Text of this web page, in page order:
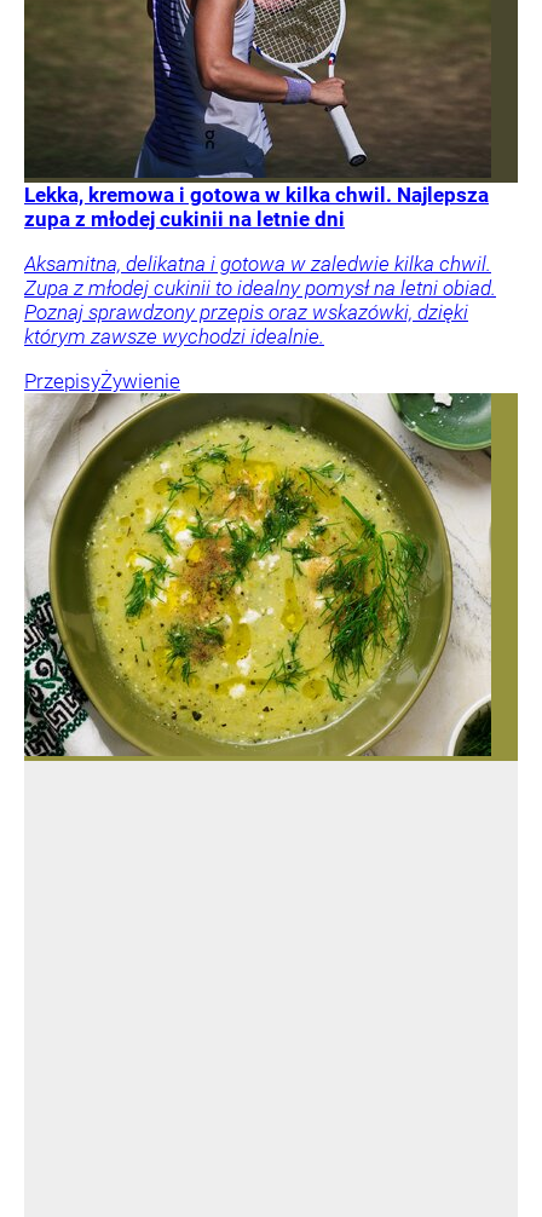
Lekka, kremowa i gotowa w kilka chwil. Najlepsza
zupa z młodej cukinii na letnie dni
Aksamitna, delikatna i gotowa w zaledwie kilka chwil.
Zupa z młodej cukinii to idealny pomysł na letni obiad.
Poznaj sprawdzony przepis oraz wskazówki, dzięki
którym zawsze wychodzi idealnie.
PrzepisyŻywienie